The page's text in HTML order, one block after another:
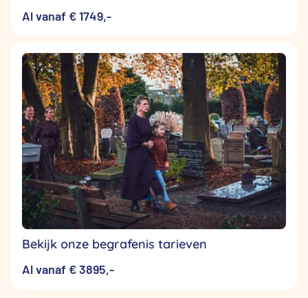
Al vanaf € 1749,-
Bekijk onze begrafenis tarieven
Al vanaf € 3895,-